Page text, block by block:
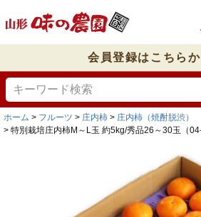
会員登録はこちらか
ホーム フルーツ 庄内柿
庄内柿（焼酎脱渋）
特別栽培庄内柿M～L玉 約5kg/秀品26～30玉（04-